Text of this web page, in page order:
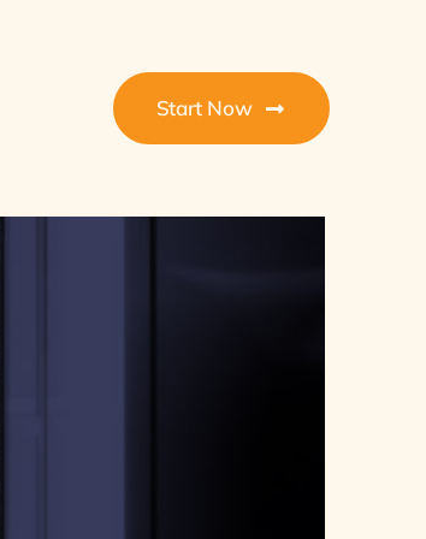
Start Now